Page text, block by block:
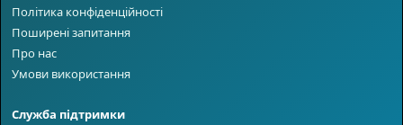
Політика конфіденційності
Поширені запитання
Про нас
Умови використання
Служба підтримки